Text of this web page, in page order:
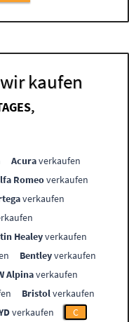
kaufen
Acuraverkaufen
Romeoverkaufen
verkaufen
Healeyverkaufen
Bentleyverkaufen
Alpinaverkaufen
Bristolverkaufen
verkaufen C